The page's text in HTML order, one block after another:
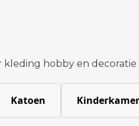
kleding hobby en
Katoen Kinderkamer